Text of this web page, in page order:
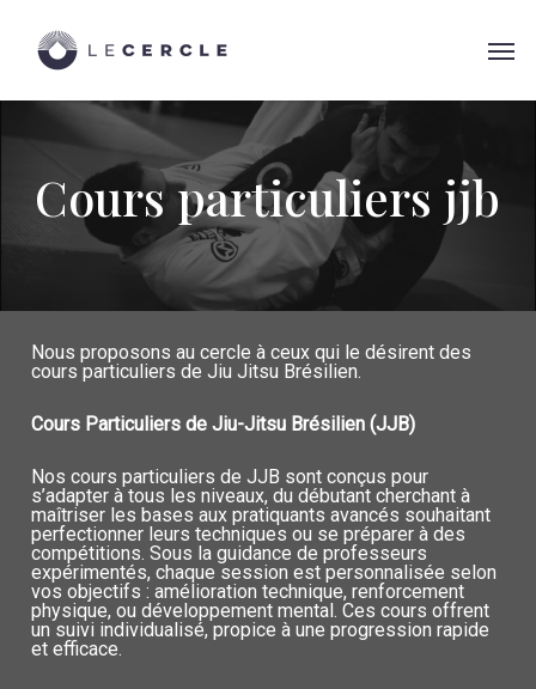
main
content
Cours particuliers jjb
Nous proposons au cercle à ceux qui le désirent des
cours particuliers de Jiu Jitsu Brésilien.
Cours Particuliers de Jiu-Jitsu Brésilien (JJB)
Nos cours particuliers de JJB sont conçus pour
s’adapter à tous les niveaux, du débutant cherchant à
maîtriser les bases aux pratiquants avancés souhaitant
perfectionner leurs techniques ou se préparer à des
compétitions. Sous la guidance de professeurs
expérimentés, chaque session est personnalisée selon
vos objectifs : amélioration technique, renforcement
physique, ou développement mental. Ces cours offrent
un suivi individualisé, propice à une progression rapide
et efficace.